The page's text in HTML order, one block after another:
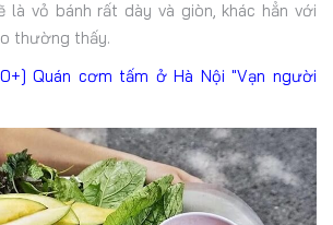
là vỏ bánh rất dày và giòn, khác hẳn với
thường thấy.
Quán cơm tấm ở Hà Nội "Vạn người